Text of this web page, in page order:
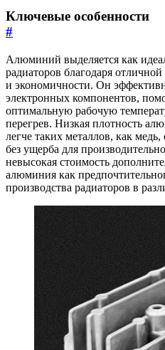
Ключевые особенности
#
Алюминий выделяется как
радиаторов благодаря
и экономичности. Он
электронных компонентов,
оптимальную рабочую
перегрев. Низкая плотность
легче таких металлов, как
без ущерба для
невысокая стоимость
алюминия как
производства радиаторов в